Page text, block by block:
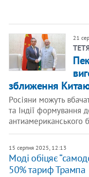
21
зближення Китаю
Росіяни можуть
та Індії формування
антиамериканського
15 серпня 2025, 12:13
Моді обіцяє
50% тариф Трампа